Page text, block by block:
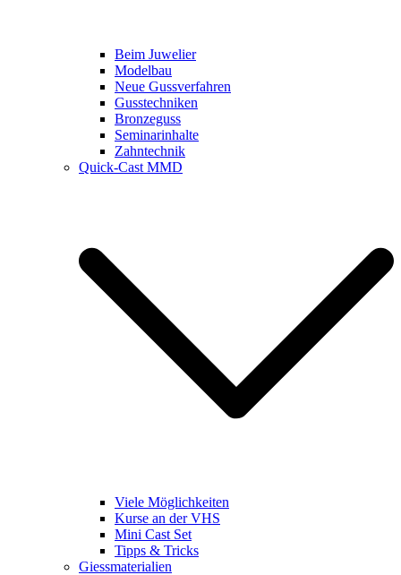
Beim Juwelier
Modelbau
Neue Gussverfahren
Gusstechniken
Bronzeguss
Seminarinhalte
Zahntechnik
Quick-Cast MMD
Viele Möglichkeiten
Kurse an der VHS
Mini Cast Set
Tipps & Tricks
Giessmaterialien